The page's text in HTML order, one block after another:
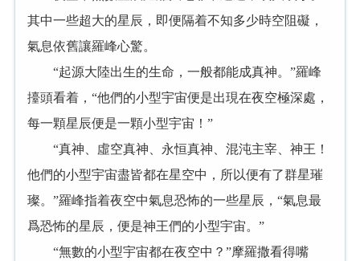
其中一些超大的星辰，即便隔着不知多少時空阻礙，
氣息依舊讓羅峰心驚。
“起源大陸出生的生命，一般都能成真神。”羅峰
擡頭看着，“他們的小型宇宙便是出現在夜空極深處，
每一顆星辰便是一顆小型宇宙！”
“真神、虛空真神、永恒真神、混沌主宰、神王！
他們的小型宇宙盡皆都在星空中，所以便有了群星璀
璨。”羅峰指着夜空中氣息恐怖的一些星辰，“氣息最
爲恐怖的星辰，便是神王們的小型宇宙。”
“無數的小型宇宙都在夜空中？”摩羅撒看得嘴